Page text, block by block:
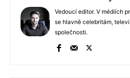
Vedoucí editor. V médiích
se hlavně celebritám,
společnosti.